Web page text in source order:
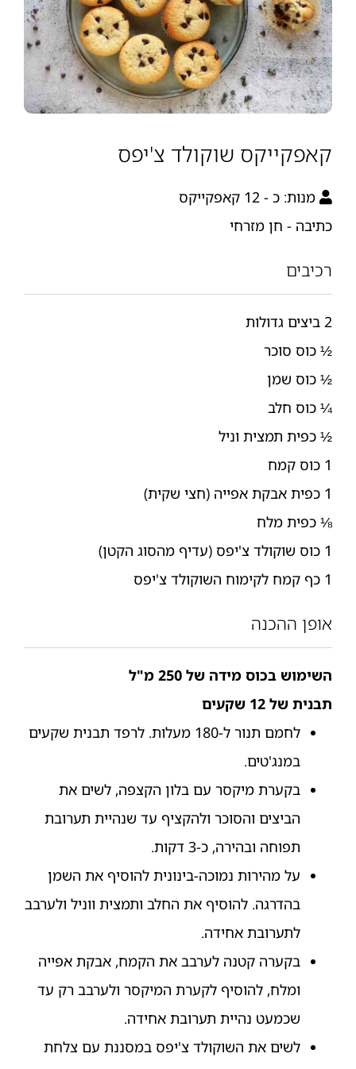
קאפקייקס שוקולד צ'יפס
מנות: כ - 12 קאפקייקס
כתיבה - חן מזרחי
רכיבים
2 ביצים גדולות
½ כוס סוכר
½ כוס שמן
¼ כוס חלב
½ כפית תמצית וניל
1 כוס קמח
1 כפית אבקת אפייה (חצי שקית)
⅛ כפית מלח
1 כוס שוקולד צ'יפס (עדיף מהסוג הקטן)
1 כף קמח לקימוח השוקולד צ'יפס
אופן ההכנה
השימוש בכוס מידה של 250 מ"ל
תבנית של 12 שקעים
לחמם תנור ל-180 מעלות. לרפד תבנית שקעים
במנג'טים.
בקערת מיקסר עם בלון הקצפה, לשים את
הביצים והסוכר ולהקציף עד שנהיית תערובת
תפוחה ובהירה, כ-3 דקות.
על מהירות נמוכה-בינונית להוסיף את השמן
בהדרגה. להוסיף את החלב ותמצית ווניל ולערבב
לתערובת אחידה.
בקערה קטנה לערבב את הקמח, אבקת אפייה
ומלח, להוסיף לקערת המיקסר ולערבב רק עד
שכמעט נהיית תערובת אחידה.
לשים את השוקולד צ'יפס במסננת עם צלחת